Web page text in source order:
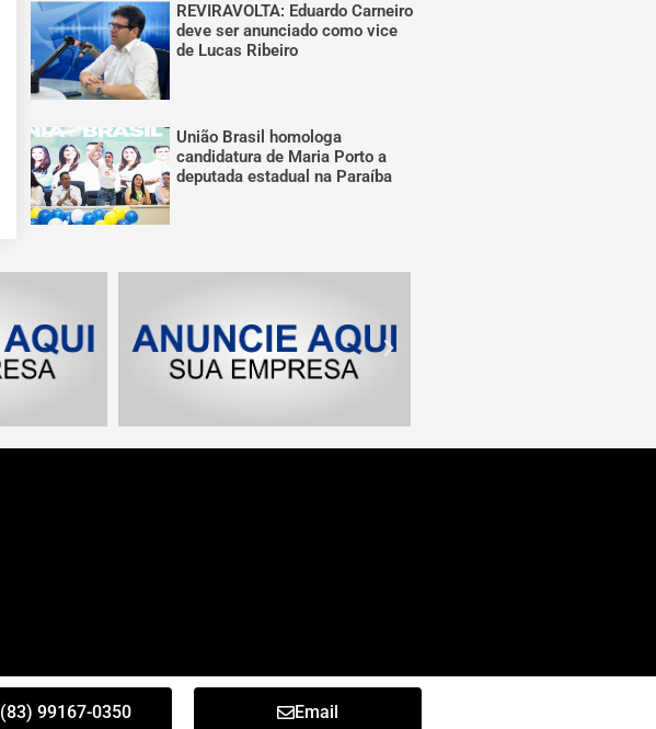
REVIRAVOLTA: Eduardo Carneiro
deve ser anunciado como vice
de Lucas Ribeiro
União Brasil homologa
candidatura de Maria Porto a
deputada estadual na Paraíba
(83) 99167-0350 Email